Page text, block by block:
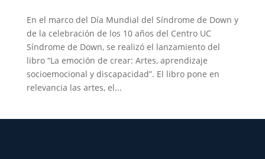
En el marco del Día Mundial del Síndrome de Down y
de la celebración de los 10 años del Centro UC
Síndrome de Down, se realizó el lanzamiento del
libro “La emoción de crear: Artes, aprendizaje
socioemocional y discapacidad”. El libro pone en
relevancia las artes, el...